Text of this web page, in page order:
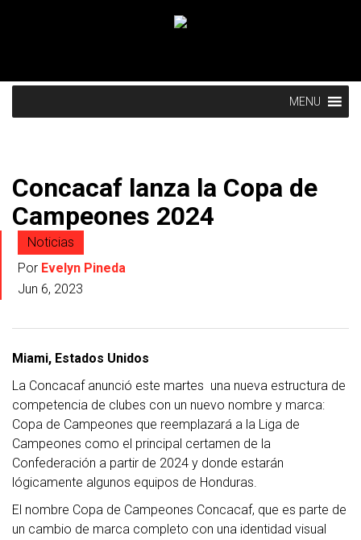
MENU
Concacaf lanza la Copa de
Campeones 2024
Noticias
Por Evelyn Pineda
Jun 6, 2023
Miami, Estados Unidos
La Concacaf anunció este martes una nueva estructura de
competencia de clubes con un nuevo nombre y marca:
Copa de Campeones que reemplazará a la Liga de
Campeones como el principal certamen de la
Confederación a partir de 2024 y donde estarán
lógicamente algunos equipos de Honduras.
El nombre Copa de Campeones Concacaf, que es parte de
un cambio de marca completo con una identidad visual